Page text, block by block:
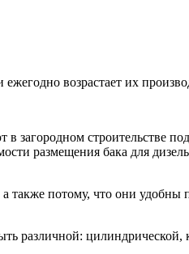
возрастает их
загородном строительстве
размещения бака для
также потому, что они удобны
различной: цилиндрической,